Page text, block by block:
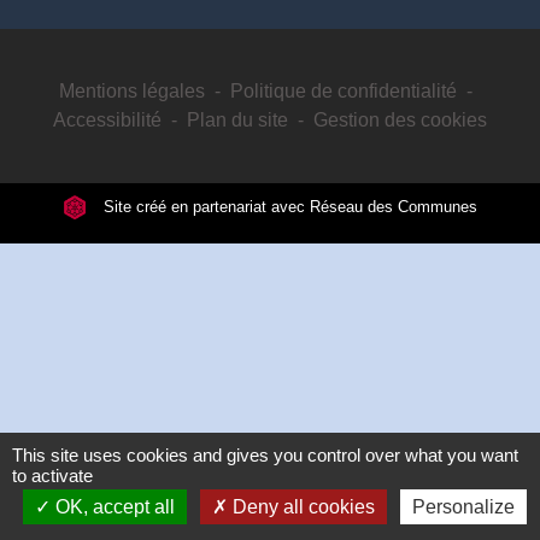
Mentions légales - Politique de confidentialité -
Accessibilité - Plan du site - Gestion des cookies
Site créé en partenariat avec Réseau des Communes
This site uses cookies and gives you control over what you want
to activate
OK, accept all
Deny all cookies Personalize